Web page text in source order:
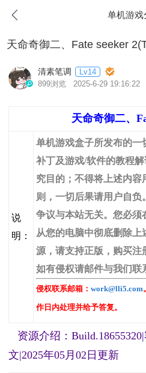
单机游戏
天命奇御二、Fate seeker
清素笔调
Lv14
899浏览 2025-6-29 19:16:22
天命奇御二、
说
明：
单机游戏盒子所发布的一
补丁及游戏/软件的教程
究目的；不得将上述内
则，一切后果请用户自
争议与本站无关。您必须
从您的电脑中彻底删除
源，请支持正版，购买注
如有侵权请邮件与我们联
侵权联系邮箱： work@lli5.com
作日内处理并给予答复。
资源介绍：
文|2025年05月02日更新